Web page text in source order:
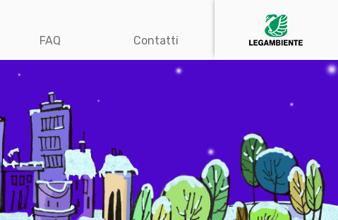
FAQ Contatti